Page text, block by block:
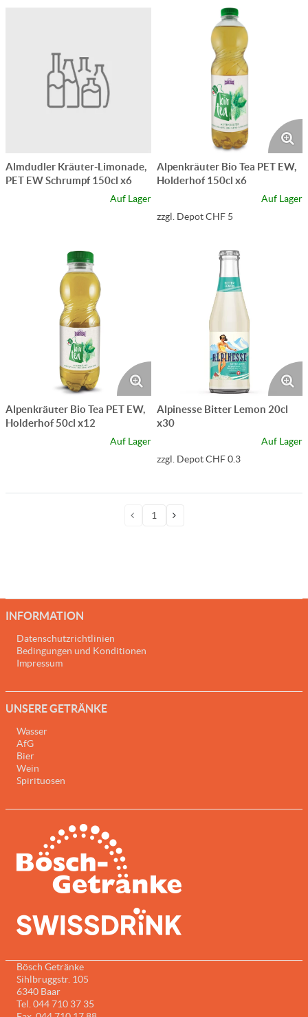
Almdudler Kräuter-Limonade,
PET EW Schrumpf 150cl x6
Auf Lager
Alpenkräuter Bio Tea PET EW,
Holderhof 150cl x6
Auf Lager
zzgl. Depot CHF 5
Alpenkräuter Bio Tea PET EW,
Holderhof 50cl x12
Auf Lager
Alpinesse Bitter Lemon 20cl
x30
Auf Lager
zzgl. Depot CHF 0.3
INFORMATION
Datenschutzrichtlinien
Bedingungen und Konditionen
Impressum
UNSERE GETRÄNKE
Wasser
AfG
Bier
Wein
Spirituosen
Bösch Getränke
Sihlbruggstr. 105
6340 Baar
Tel. 044 710 37 35